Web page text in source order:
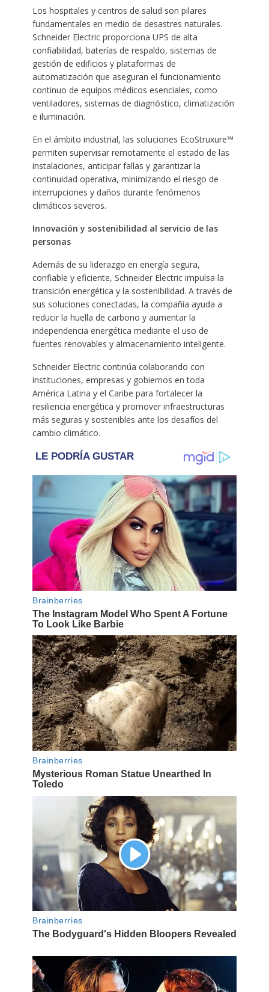
Los hospitales y centros de salud son pilares
fundamentales en medio de desastres naturales.
Schneider Electric proporciona UPS de alta
confiabilidad, baterías de respaldo, sistemas de
gestión de edificios y plataformas de
automatización que aseguran el funcionamiento
continuo de equipos médicos esenciales, como
ventiladores, sistemas de diagnóstico, climatización
e iluminación.
En el ámbito industrial, las soluciones EcoStruxure™
permiten supervisar remotamente el estado de las
instalaciones, anticipar fallas y garantizar la
continuidad operativa, minimizando el riesgo de
interrupciones y daños durante fenómenos
climáticos severos.
Innovación y sostenibilidad al servicio de las
personas
Además de su liderazgo en energía segura,
confiable y eficiente, Schneider Electric impulsa la
transición energética y la sostenibilidad. A través de
sus soluciones conectadas, la compañía ayuda a
reducir la huella de carbono y aumentar la
independencia energética mediante el uso de
fuentes renovables y almacenamiento inteligente.
Schneider Electric continúa colaborando con
instituciones, empresas y gobiernos en toda
América Latina y el Caribe para fortalecer la
resiliencia energética y promover infraestructuras
más seguras y sostenibles ante los desafíos del
cambio climático.